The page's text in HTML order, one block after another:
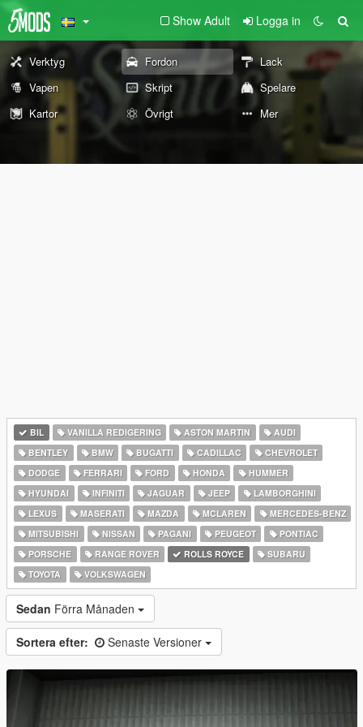
Show Adult Logga in
Verktyg Fordon
Lack
Vapen
Skript
Spelare
Kartor
Övrigt Mer
BIL VANILLA REDIGERING ASTON MARTIN
AUDI
BENTLEY
BMW BUGATTI CADILLAC
CHEVROLET
DODGE
FERRARI FORD HONDA
HUMMER
HYUNDAI
INFINITI JAGUAR JEEP
LAMBORGHINI
LEXUS
MASERATI MAZDA MCLAREN
MERCEDES-BENZ
MITSUBISHI
NISSAN PAGANI PEUGEOT
PONTIAC
PORSCHE
RANGE ROVER ROLLS ROYCE
SUBARU
TOYOTA
VOLKSWAGEN
Sedan Förra Månaden
Sortera efter: Senaste Versioner